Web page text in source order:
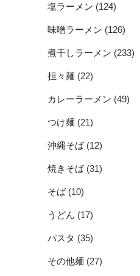
塩ラーメン (124)
味噌ラーメン (126)
煮干しラーメン (233)
担々麺 (22)
カレーラーメン (49)
つけ麺 (21)
沖縄そば(12)
焼きそば(31)
そば(10)
うどん (17)
パスタ (35)
その他麺 (27)